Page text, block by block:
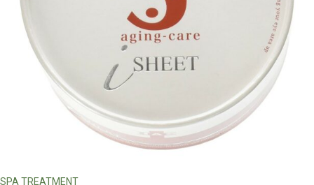
SPA TREATMENT